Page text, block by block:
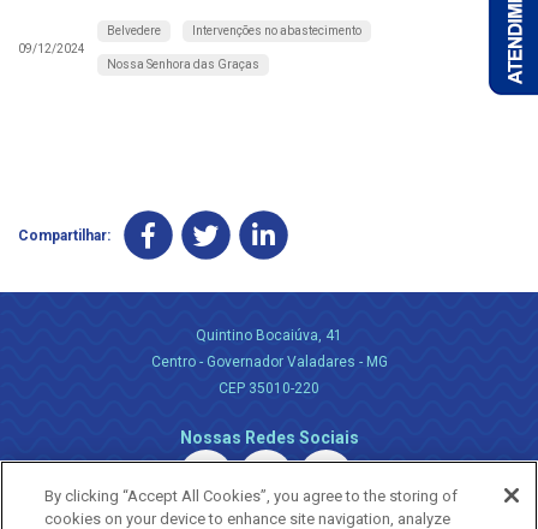
09/12/2024
Belvedere Intervenções no abastecimento
Nossa Senhora das Graças
Compartilhar:
Quintino Bocaiúva, 41
Centro - Governador Valadares - MG
CEP 35010-220
Nossas Redes Sociais
By clicking “Accept All Cookies”, you agree to the storing of
cookies on your device to enhance site navigation, analyze